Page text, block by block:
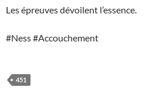
Les épreuves dévoilent l’essence.
#Ness #Accouchement
451